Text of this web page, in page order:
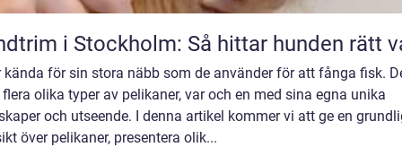
i Stockholm: Så hittar hunden rätt
kända för sin stora näbb som de använder för att fånga fisk.
olika typer av pelikaner, var och en med sina egna unika
och utseende. I denna artikel kommer vi att ge en
över pelikaner, presentera olik...